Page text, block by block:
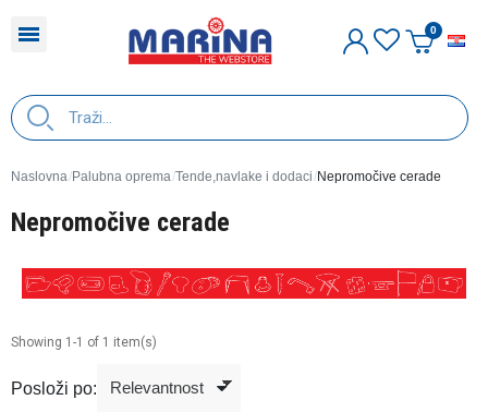
Naslovna Palubna oprema Tende,navlake i dodaci Nepromočive cerade
Nepromočive cerade
Showing 1-1 of 1 item(s)
Posloži po: